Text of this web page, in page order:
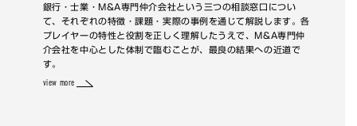
銀行・士業・M&A専門仲介会社という三つの相談窓口につい
て、それぞれの特徴・課題・実際の事例を通じて解説します。各
プレイヤーの特性と役割を正しく理解したうえで、M&A専門仲
介会社を中心とした体制で臨むことが、最良の結果への近道で
す。
view more